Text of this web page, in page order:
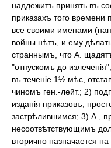
наддежитъ принять въ
приказахъ того
все своими именами
войны нѣтъ, и ему
страннымъ, что А.
"отпускомъ до
въ теченіе 1½ мѣс,
чиномъ ген.-лейт.; 2)
изданія приказовъ,
застрѣлившимся; 3) А.,
несоотвѣтствующимъ
вторично назначается